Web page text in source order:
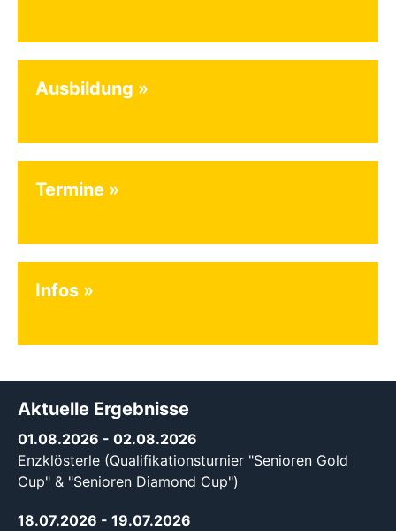
Ausbildung
Termine
Infos
Aktuelle Ergebnisse
01.08.2026 - 02.08.2026
Enzklösterle (Qualifikationsturnier "Senioren Gold
Cup" & "Senioren Diamond Cup")
18.07.2026 - 19.07.2026